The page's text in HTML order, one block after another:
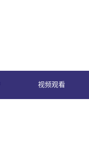
视频观看